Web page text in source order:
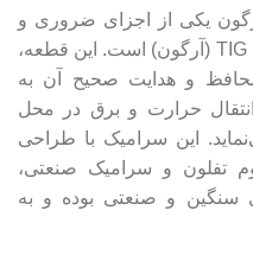
یکی از اجزای ضروری و
کاربردی در سیستم‌های جوشکاری TIG (آرگون) است. این قطعه،
و هدایت صحیح آن به
حرارت و برق در محل
این سرامیک با طراحی
تفلون و سرامیک صنعتی،
سنگین و صنعتی بوده و به